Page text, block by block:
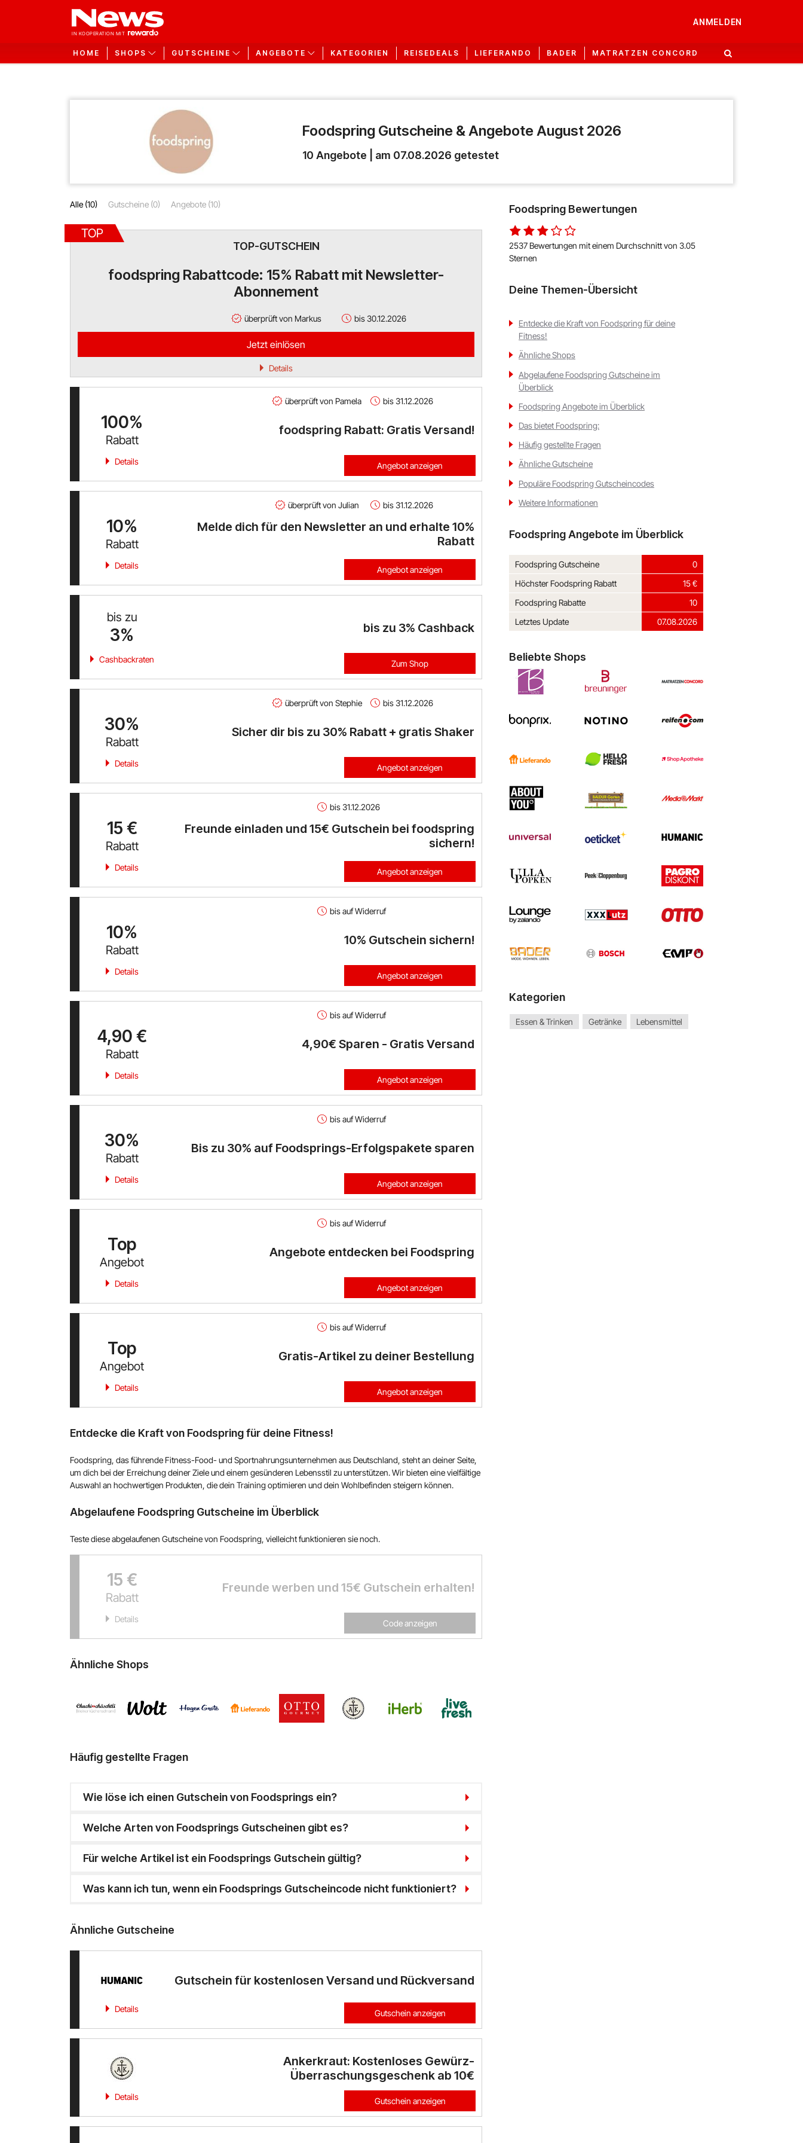
ANMELDEN
HOME SHOPS GUTSCHEINE ANGEBOTE KATEGORIEN REISEDEALS LIEFERANDO BADER MATRATZEN CONCORD
Foodspring Gutscheine & Angebote August 2026
10 Angebote | am 07.08.2026 getestet
Alle (10) Gutscheine (0) Angebote (10)
TOP
TOP-GUTSCHEIN
foodspring Rabattcode: 15% Rabatt mit Newsletter-
Abonnement
überprüft von Markus bis 30.12.2026
Details
Jetzt einlösen
überprüft von Pamela bis 31.12.2026
100%
Rabatt
foodspring Rabatt: Gratis Versand!
Details Angebot anzeigen
überprüft von Julian bis 31.12.2026
10%
Rabatt
Melde dich für den Newsletter an und erhalte 10%
Rabatt
Details Angebot anzeigen
bis zu
3% bis zu 3% Cashback
Cashbackraten Zum Shop
überprüft von Stephie bis 31.12.2026
30%
Rabatt
Sicher dir bis zu 30% Rabatt + gratis Shaker
Details Angebot anzeigen
bis 31.12.2026
15 €
Rabatt
Freunde einladen und 15€ Gutschein bei foodspring
sichern!
Details Angebot anzeigen
bis auf Widerruf
10%
Rabatt
10% Gutschein sichern!
Details Angebot anzeigen
bis auf Widerruf
4,90 €
Rabatt
4,90€ Sparen - Gratis Versand
Details Angebot anzeigen
bis auf Widerruf
30%
Rabatt
Bis zu 30% auf Foodsprings-Erfolgspakete sparen
Details Angebot anzeigen
bis auf Widerruf
Top
Angebot
Angebote entdecken bei Foodspring
Details Angebot anzeigen
bis auf Widerruf
Top
Angebot
Gratis-Artikel zu deiner Bestellung
Details Angebot anzeigen
Entdecke die Kraft von Foodspring für deine Fitness!
Foodspring, das führende Fitness-Food- und Sportnahrungsunternehmen aus Deutschland, steht an deiner Seite,
um dich bei der Erreichung deiner Ziele und einem gesünderen Lebensstil zu unterstützen. Wir bieten eine vielfältige
Auswahl an hochwertigen Produkten, die dein Training optimieren und dein Wohlbefinden steigern können.
Abgelaufene Foodspring Gutscheine im Überblick
Teste diese abgelaufenen Gutscheine von Foodspring, vielleicht funktionieren sie noch.
15 €
Rabatt
Freunde werben und 15€ Gutschein erhalten!
Details Code anzeigen
Ähnliche Shops
Häufig gestellte Fragen
Wie löse ich einen Gutschein von Foodsprings ein?
Welche Arten von Foodsprings Gutscheinen gibt es?
Für welche Artikel ist ein Foodsprings Gutschein gültig?
Was kann ich tun, wenn ein Foodsprings Gutscheincode nicht funktioniert?
Ähnliche Gutscheine
Gutschein für kostenlosen Versand und Rückversand
Details Gutschein anzeigen
Ankerkraut: Kostenloses Gewürz-
Überraschungsgeschenk ab 10€
Details Gutschein anzeigen
Foodspring Bewertungen
2537 Bewertungen mit einem Durchschnitt von 3.05
Sternen
Deine Themen-Übersicht
Entdecke die Kraft von Foodspring für deine
Fitness!
Ähnliche Shops
Abgelaufene Foodspring Gutscheine im
Überblick
Foodspring Angebote im Überblick
Das bietet Foodspring:
Häufig gestellte Fragen
Ähnliche Gutscheine
Populäre Foodspring Gutscheincodes
Weitere Informationen
Foodspring Angebote im Überblick
Foodspring Gutscheine
0
Höchster Foodspring Rabatt
15 €
Foodspring Rabatte
10
Letztes Update
07.08.2026
Beliebte Shops
Kategorien
Essen & Trinken Getränke Lebensmittel